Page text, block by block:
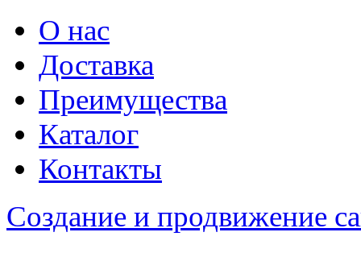
О нас
Доставка
Преимущества
Каталог
Контакты
Создание и продвижение